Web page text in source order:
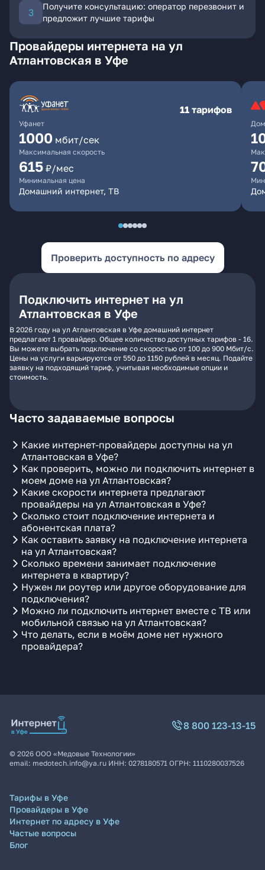
Получите консультацию: оператор перезвонит и
предложит лучшие тарифы
Провайдеры интернета на ул
Атлантовская в Уфе
Уфанет
11 тарифов
1000 мбит/сек
Максимальная скорость
615 ₽/мес
Минимальная цена
Домашний интернет, ТВ
Проверить доступность по адресу
Подключить интернет на ул
Атлантовская в Уфе
В 2026 году на ул Атлантовская в Уфе домашний интернет
предлагают 1 провайдер. Общее количество доступных тарифов - 16.
Вы можете выбрать подключение со скоростью от 100 до 900 Мбит/с.
Цены на услуги варьируются от 550 до 1150 рублей в месяц. Подайте
заявку на подходящий тариф, учитывая необходимые опции и
стоимость.
Часто задаваемые вопросы
Какие интернет-провайдеры доступны на ул
Атлантовская в Уфе?
Как проверить, можно ли подключить интернет в
моем доме на ул Атлантовская?
Какие скорости интернета предлагают
провайдеры на ул Атлантовская в Уфе?
Сколько стоит подключение интернета и
абонентская плата?
Как оставить заявку на подключение интернета
на ул Атлантовская?
Сколько времени занимает подключение
интернета в квартиру?
Нужен ли роутер или другое оборудование для
подключения?
Можно ли подключить интернет вместе с ТВ или
мобильной связью на ул Атлантовская?
Что делать, если в моём доме нет нужного
провайдера?
8 800 123-13-15
© 2026 ООО «Медовые Технологии»
email: medotech.info@ya.ru ИНН: 0278180571 ОГРН: 1110280037526
Тарифы в Уфе
Провайдеры в Уфе
Интернет по адресу в Уфе
Частые вопросы
Блог